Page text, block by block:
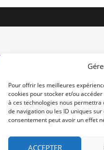
Pour offrir les meilleures
cookies pour stocker et/ou
à ces technologies nous
de navigation ou les ID uniques
consentement peut avoir un effet
ACCEPTER
contact@re-
/
/